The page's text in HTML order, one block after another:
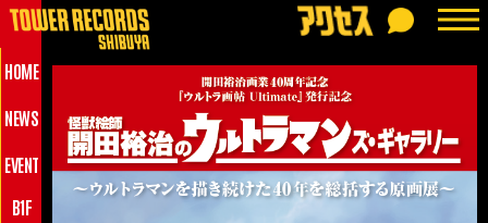
HOME
NEWS
EVENT
B1F